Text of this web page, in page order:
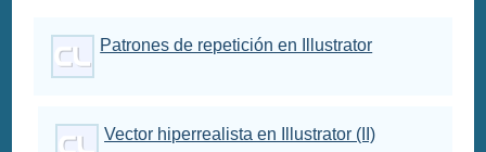
Patrones de repetición en Illustrator
Vector hiperrealista en Illustrator (II)